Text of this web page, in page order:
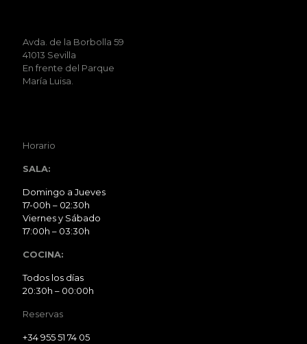
Avda. de la Borbolla 59
41013 Sevilla
En frente del Parque
María Luisa.
Horario
SALA:
Domingo a Jueves
17-00h – 02:30h
Viernes y Sábado
17:00h – 03:30h
COCINA:
Todos los días
20:30h – 00:00h
Reservas
+34 955 51 74 05